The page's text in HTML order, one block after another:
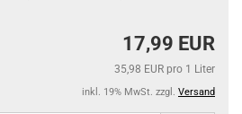
17,99 EUR
35,98 EUR pro 1 Liter
inkl. 19% MwSt. zzgl. Versand